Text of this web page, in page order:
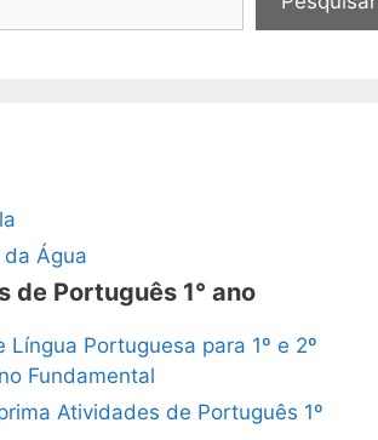
Água
de Português 1° ano
Língua Portuguesa para 1º e 2º
Fundamental
Atividades de Português 1º